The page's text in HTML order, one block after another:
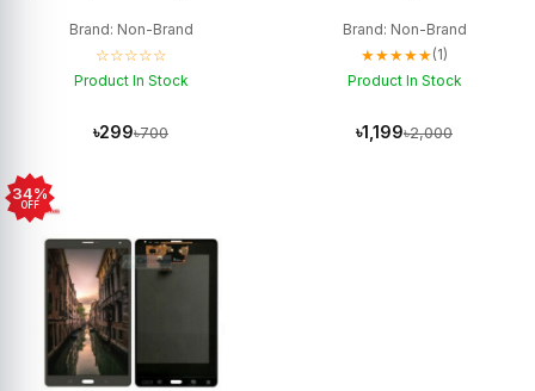
Brand: Non-Brand
☆☆☆☆☆
Product In Stock
৳299৳700
Brand: Non-Brand
★★★★★(1)
Product In Stock
৳1,199৳2,000
34%
OFF